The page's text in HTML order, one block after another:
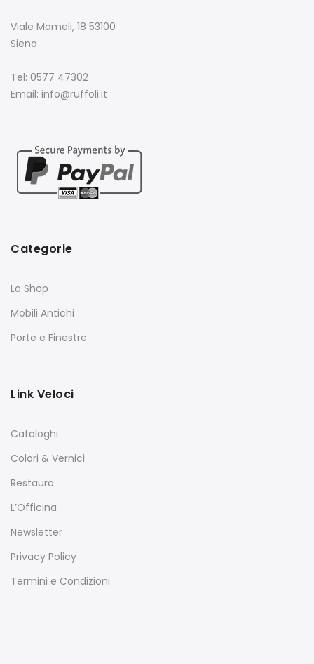
Viale Mameli, 18 53100
Siena
Tel: 0577 47302
Email: info@ruffoli.it
Categorie
Lo Shop
Mobili Antichi
Porte e Finestre
Link Veloci
Cataloghi
Colori & Vernici
Restauro
L’Officina
Newsletter
Privacy Policy
Termini e Condizioni